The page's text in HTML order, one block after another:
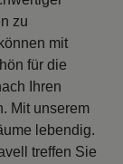
zu
mit
für die
Ihren
Mit unserem
lebendig.
treffen Sie